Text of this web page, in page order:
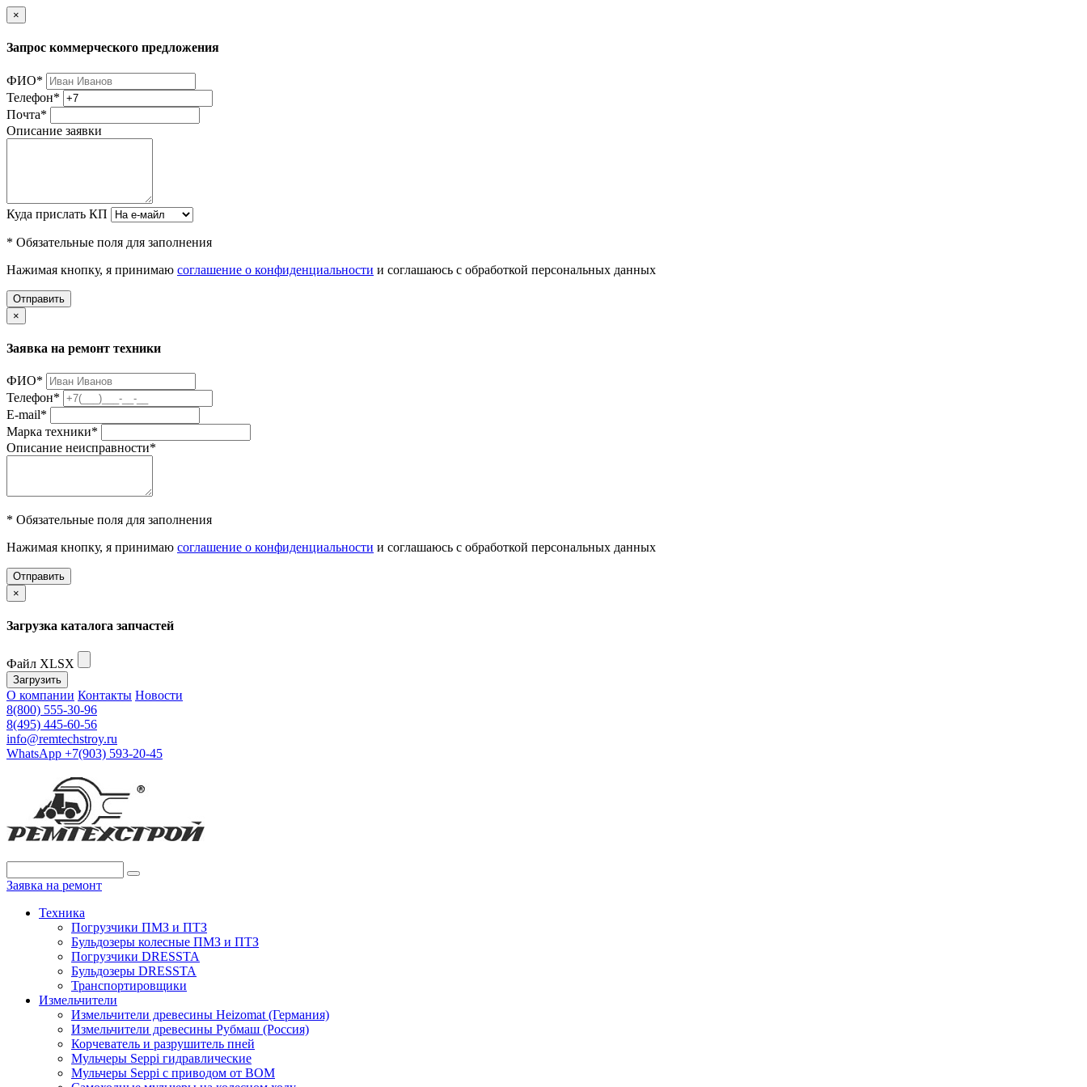
×
Запрос коммерческого предложения
ФИО*
Телефон*
Почта*
Описание заявки
Куда прислать КП
* Обязательные поля для заполнения
Нажимая кнопку, я принимаю соглашение о конфиденциальности и соглашаюсь с обработкой персональных данных
Отправить
×
Заявка на ремонт техники
ФИО*
Телефон*
E-mail*
Марка техники*
Описание неисправности*
* Обязательные поля для заполнения
Нажимая кнопку, я принимаю соглашение о конфиденциальности и соглашаюсь с обработкой персональных данных
Отправить
×
Загрузка каталога запчастей
Файл XLSX
Загрузить
О компании Контакты Новости
8(800) 555-30-96
8(495) 445-60-56
info@remtechstroy.ru
WhatsApp +7(903) 593-20-45
Заявка на ремонт
Техника
Погрузчики ПМЗ и ПТЗ
Бульдозеры колесные ПМЗ и ПТЗ
Погрузчики DRESSTA
Бульдозеры DRESSTA
Транспортировщики
Измельчители
Измельчители древесины Heizomat (Германия)
Измельчители древесины Рубмаш (Россия)
Корчеватель и разрушитель пней
Мульчеры Seppi гидравлические
Мульчеры Seppi с приводом от ВОМ